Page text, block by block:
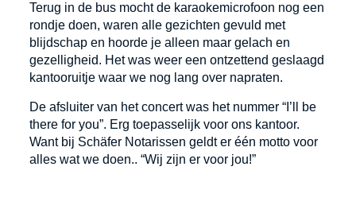
Terug in de bus mocht de karaokemicrofoon nog een
rondje doen, waren alle gezichten gevuld met
blijdschap en hoorde je alleen maar gelach en
gezelligheid. Het was weer een ontzettend geslaagd
kantooruitje waar we nog lang over napraten.
De afsluiter van het concert was het nummer “I’ll be
there for you”. Erg toepasselijk voor ons kantoor.
Want bij Schäfer Notarissen geldt er één motto voor
alles wat we doen.. “Wij zijn er voor jou!”